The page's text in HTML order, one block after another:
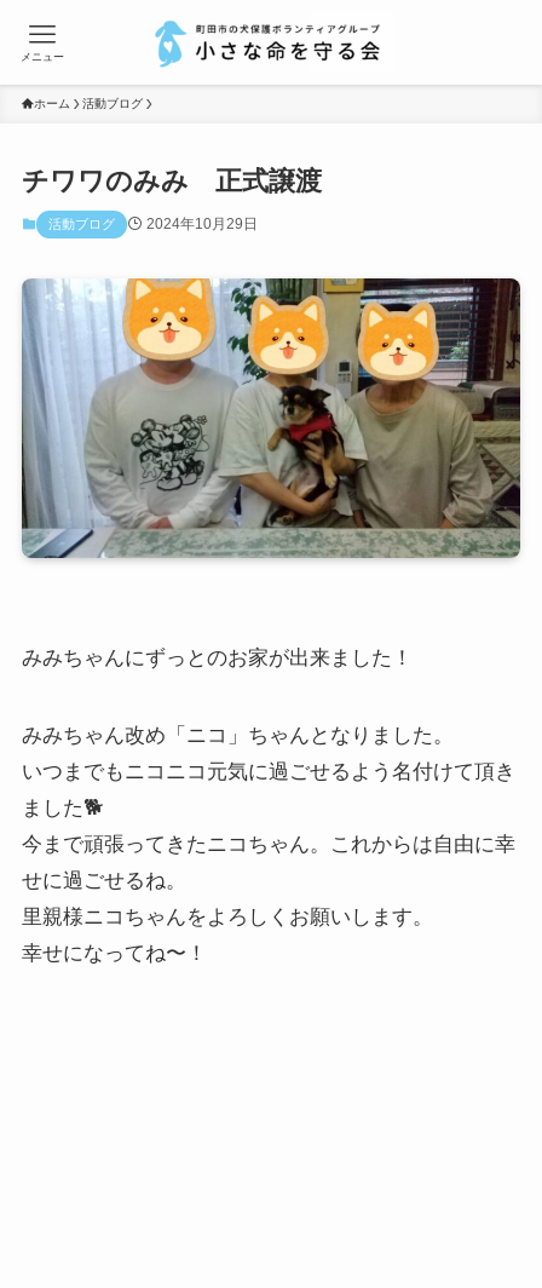
メニュー
ホーム 活動ブログ
チワワのみみ 正式譲渡
活動ブログ 2024年10月29日
みみちゃんにずっとのお家が出来ました！
みみちゃん改め「ニコ」ちゃんとなりました。
いつまでもニコニコ元気に過ごせるよう名付けて頂き
ました🐕️
今まで頑張ってきたニコちゃん。これからは自由に幸
せに過ごせるね。
里親様ニコちゃんをよろしくお願いします。
幸せになってね〜！